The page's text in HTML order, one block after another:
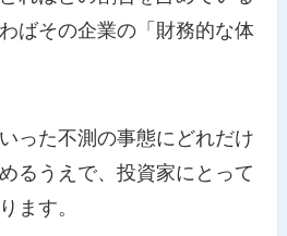
ばその企業の「財務的な体
った不測の事態にどれだけ
るうえで、投資家にとって
ます。